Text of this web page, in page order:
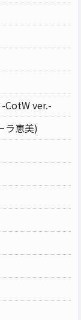
CotW ver.-
ラ恵美)